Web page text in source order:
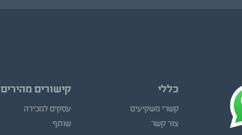
כללי
קשרי משקיעים
צור קשר
קישורים מהירים
עסקים למכירה
שותף